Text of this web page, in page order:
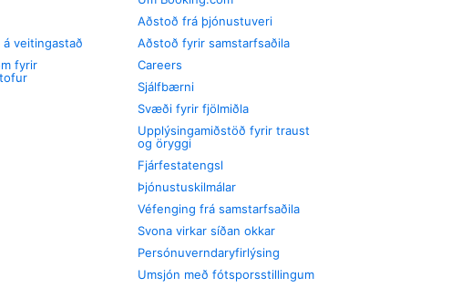
á veitingastað
fyrir
Aðstoð frá þjónustuveri
Aðstoð fyrir samstarfsaðila
Careers
Sjálfbærni
Svæði fyrir fjölmiðla
Upplýsingamiðstöð fyrir traust
og öryggi
Fjárfestatengsl
Þjónustuskilmálar
Véfenging frá samstarfsaðila
Svona virkar síðan okkar
Persónuverndaryfirlýsing
Umsjón með fótsporsstillingum